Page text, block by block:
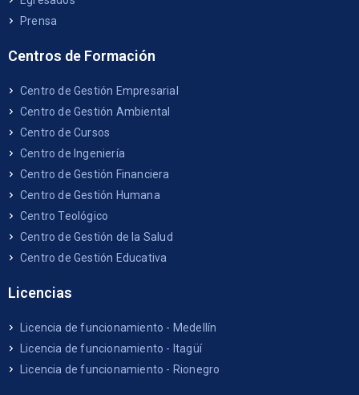
Prensa
Centros de Formación
Centro de Gestión Empresarial
Centro de Gestión Ambiental
Centro de Cursos
Centro de Ingeniería
Centro de Gestión Financiera
Centro de Gestión Humana
Centro Teológico
Centro de Gestión de la Salud
Centro de Gestión Educativa
Licencias
Licencia de funcionamiento - Medellín
Licencia de funcionamiento - Itagüí
Licencia de funcionamiento - Rionegro